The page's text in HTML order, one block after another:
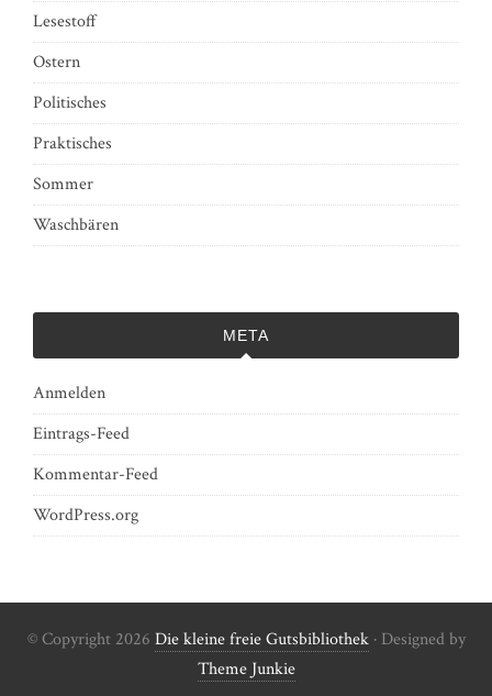
Lesestoff
Ostern
Politisches
Praktisches
Sommer
Waschbären
META
Anmelden
Eintrags-Feed
Kommentar-Feed
WordPress.org
© Copyright 2026 Die kleine freie Gutsbibliothek· Designed by
Theme Junkie